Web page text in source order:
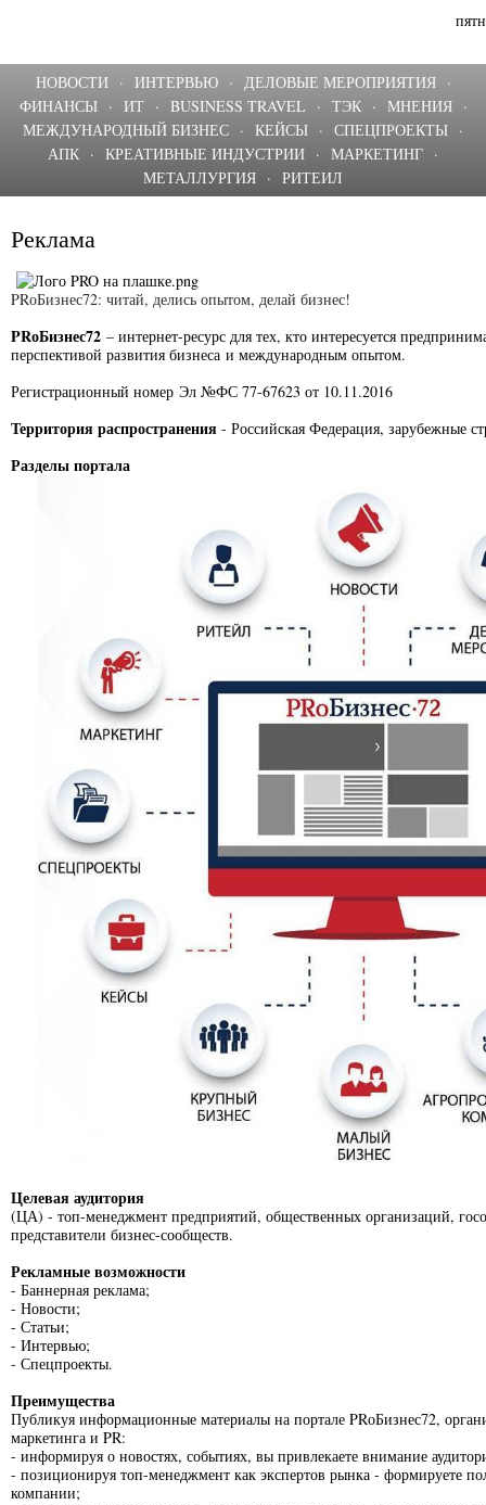
НОВОСТИ · ИНТЕРВЬЮ · ДЕЛОВЫЕ МЕРОПРИЯТИЯ
·
ФИНАНСЫ
· ИТ · BUSINESS TRAVEL · ТЭК · МНЕНИЯ
·
МЕЖДУНАРОДНЫЙ БИЗНЕС · КЕЙСЫ · СПЕЦПРОЕКТЫ ·
АПК · КРЕАТИВНЫЕ ИНДУСТРИИ · МАРКЕТИНГ ·
МЕТАЛЛУРГИЯ · РИТЕИЛ
Реклама
PRоБизнес72: читай, делись опытом, делай бизнес!
PRоБизнес72 – интернет-ресурс для тех, кто интересуется
перспективой развития бизнеса и международным опытом.
Регистрационный номер Эл №ФС 77-67623 от 10.11.2016
Территория распространения - Российская Федерация, зарубежные
Разделы портала
Целевая аудитория
(ЦА) - топ-менеджмент предприятий, общественных организаций,
представители бизнес-сообществ.
Рекламные возможности
- Баннерная реклама;
- Новости;
- Статьи;
- Интервью;
- Спецпроекты.
Преимущества
Публикуя информационные материалы на портале PRоБизнес72,
маркетинга и PR:
- информируя о новостях, событиях, вы привлекаете внимание
- позиционируя топ-менеджмент как экспертов рынка - формируете
компании;